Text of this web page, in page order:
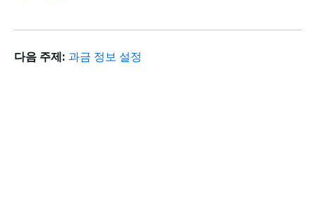
다음 주제: 과금 정보 설정